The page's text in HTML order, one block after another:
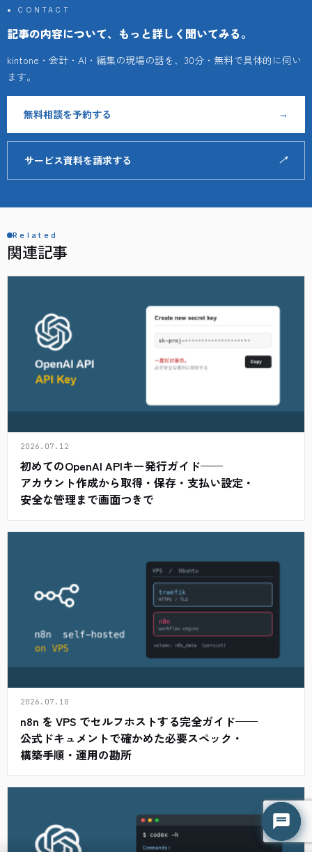
● CONTACT
記事の内容について、もっと詳しく聞いてみる。
kintone・会計・AI・編集の現場の話を、30分・無料で具体的に伺い
ます。
無料相談を予約する →
サービス資料を請求する ↗
Related
関連記事
2026.07.12
初めてのOpenAI APIキー発行ガイド——
アカウント作成から取得・保存・支払い設定・
安全な管理まで画面つきで
2026.07.10
n8n を VPS でセルフホストする完全ガイド——
公式ドキュメントで確かめた必要スペック・
構築手順・運用の勘所
● オンライン（平日 9:00-18:00）
● オンライン（平日 9:00-18:00）